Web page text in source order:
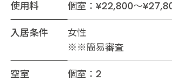
使用料
個室：¥22,800～
入居条件
女性
※※簡易審査
空室
個室：2